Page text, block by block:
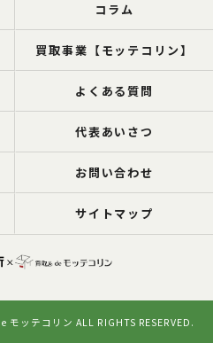
コラム
買取事業【モッテコリン】
よくある質問
代表あいさつ
お問い合わせ
サイトマップ
ッテコリン ALL RIGHTS RESERVED.